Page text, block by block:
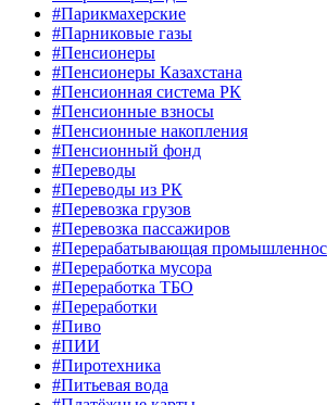
#Парикмахерские
#Парниковые газы
#Пенсионеры
#Пенсионеры Казахстана
#Пенсионная система РК
#Пенсионные взносы
#Пенсионные накопления
#Пенсионный фонд
#Переводы
#Переводы из РК
#Перевозка грузов
#Перевозка пассажиров
#Перерабатывающая
#Переработка мусора
#Переработка ТБО
#Переработки
#Пиво
#ПИИ
#Пиротехника
#Питьевая вода